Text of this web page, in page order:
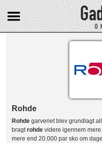
Rohde
Rohde garveriet blev grundlagt
bragtrohde videre igennem
mere end 20.000 par sko om